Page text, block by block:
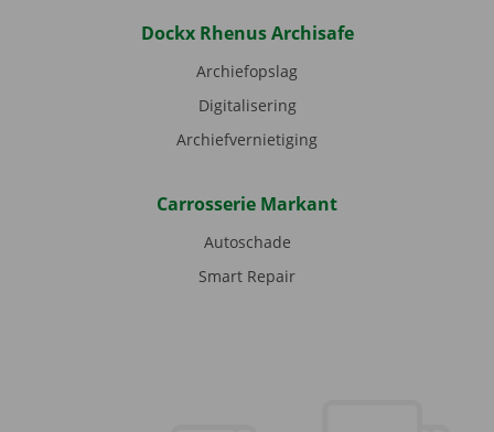
Dockx Rhenus Archisafe
Archiefopslag
Digitalisering
Archiefvernietiging
Carrosserie Markant
Autoschade
Smart Repair